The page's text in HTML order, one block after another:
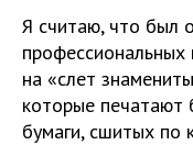
Я считаю, что был
профессиональных
на «слет
которые печатают
бумаги, сшитых по